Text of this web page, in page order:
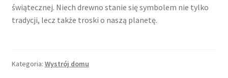
świątecznej. Niech drewno stanie się symbolem nie tylko
tradycji, lecz także troski o naszą planetę.
Kategoria: Wystrój domu